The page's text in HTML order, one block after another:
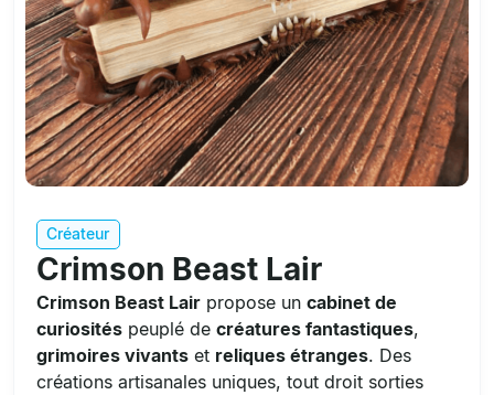
Créateur
Crimson Beast Lair
Crimson Beast Lair propose un cabinet de
curiosités peuplé de créatures fantastiques,
grimoires vivants et reliques étranges. Des
créations artisanales uniques, tout droit sorties